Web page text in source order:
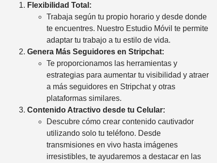
Flexibilidad Total:
Trabaja según tu propio horario y desde donde
te encuentres. Nuestro Estudio Móvil te permite
adaptar tu trabajo a tu estilo de vida.
Genera Más Seguidores en Stripchat:
Te proporcionamos las herramientas y
estrategias para aumentar tu visibilidad y atraer
a más seguidores en Stripchat y otras
plataformas similares.
Contenido Atractivo desde tu Celular:
Descubre cómo crear contenido cautivador
utilizando solo tu teléfono. Desde
transmisiones en vivo hasta imágenes
irresistibles, te ayudaremos a destacar en las